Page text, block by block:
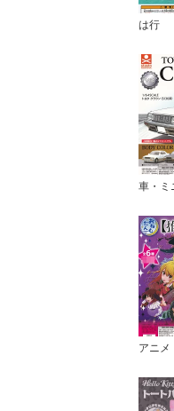
は行
車・ミ
アニメ